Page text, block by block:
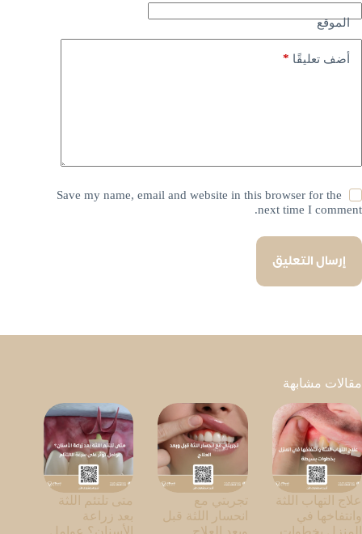
الموقع
أضف تعليقًا *
Save my name, email and website in this browser for the
next time I comment.
إرسال التعليق
مقالات مشابهة
علاج التهاب اللثة
وانتفاخها في
المنزل بخطوات
تجربتي مع
انحسار اللثة قبل
وبعد العلاج
متى تلتئم اللثة
بعد زراعة
الأسنان؟ عوامل